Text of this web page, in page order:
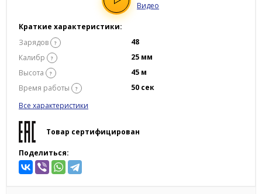
Видео
Краткие характеристики:
Зарядов
?
48
Калибр
?
25 мм
Высота
?
45 м
Время работы
?
50 сек
Все характеристики
Товар сертифицирован
Поделиться: